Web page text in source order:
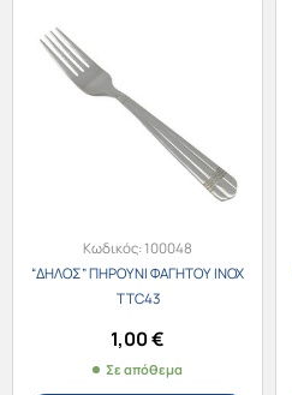
Κωδικός:100048
“ΔΗΛΟΣ” ΠΗΡΟΥΝΙ ΦΑΓΗΤΟΥ ΙΝΟΧ
TTC43
1,00€
Σε απόθεμα